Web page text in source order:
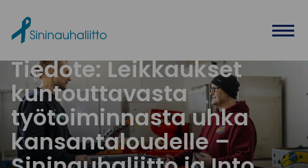
Tiedote: Leikkaukset
kuntouttavasta
työtoiminnasta uhka
kansantaloudelle –